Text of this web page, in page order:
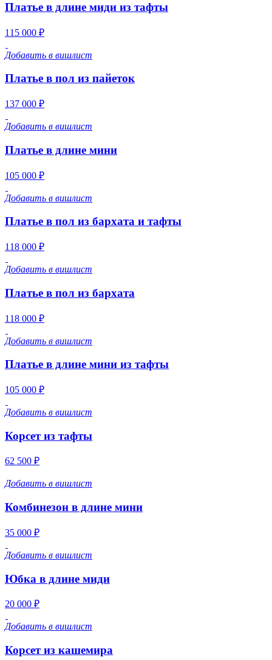
Платье в длине миди из тафты
115 000 ₽
Добавить в вишлист
Платье в пол из пайеток
137 000 ₽
Добавить в вишлист
Платье в длине мини
105 000 ₽
Добавить в вишлист
Платье в пол из бархата и тафты
118 000 ₽
Добавить в вишлист
Платье в пол из бархата
118 000 ₽
Добавить в вишлист
Платье в длине мини из тафты
105 000 ₽
Добавить в вишлист
Корсет из тафты
62 500 ₽
Добавить в вишлист
Комбинезон в длине мини
35 000 ₽
Добавить в вишлист
Юбка в длине миди
20 000 ₽
Добавить в вишлист
Корсет из кашемира